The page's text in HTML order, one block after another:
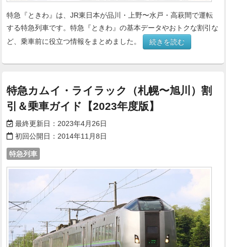
特急『ときわ』は、JR東日本が品川・上野〜水戸・高萩間で運転
する特急列車です。特急『ときわ』の基本データやおトクな割引な
ど、乗車前に役立つ情報をまとめました。
続きを読む
特急カムイ・ライラック（札幌〜旭川）割
引＆乗車ガイド【2023年度版】
最終更新日： 2023年4月26日
初回公開日： 2014年11月8日
特急列車